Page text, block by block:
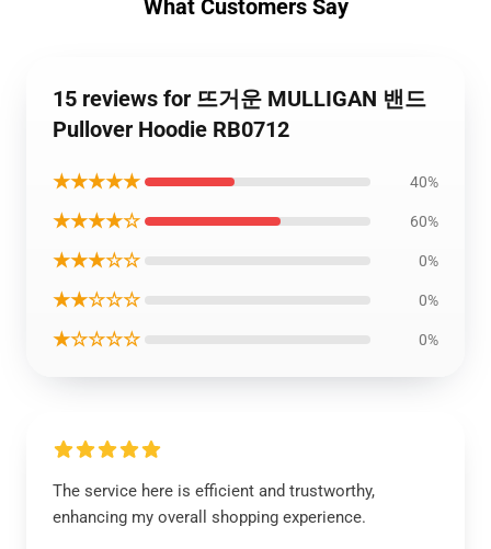
What Customers Say
15 reviews for 뜨거운 MULLIGAN 밴드
Pullover Hoodie RB0712
★★★★★ 40%
★★★★☆ 60%
★★★☆☆ 0%
★★☆☆☆ 0%
★☆☆☆☆ 0%
The service here is efficient and trustworthy,
enhancing my overall shopping experience.